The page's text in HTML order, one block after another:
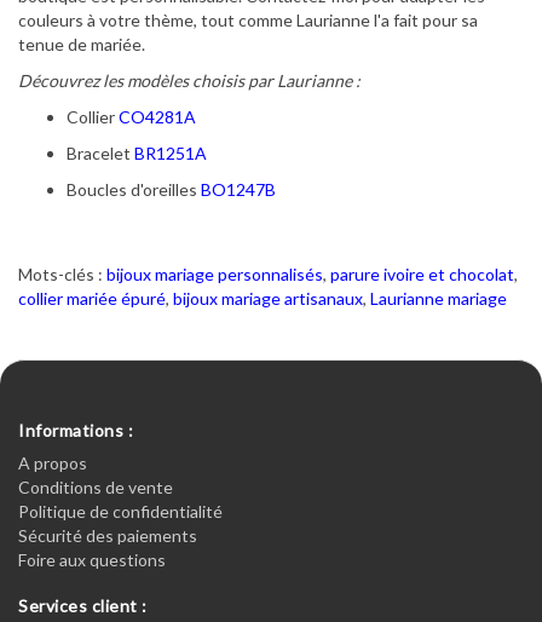
couleurs à votre thème, tout comme Laurianne l'a fait pour sa
tenue de mariée.
Découvrez les modèles choisis par Laurianne :
CollierCO4281A
Bracelet BR1251A
Boucles d'oreilles BO1247B
Mots-clés : bijoux mariage personnalisés, parure ivoire et chocolat,
collier mariée épuré, bijoux mariage artisanaux, Laurianne mariage
Informations :
A propos
Conditions de vente
Politique de confidentialité
Sécurité des paiements
Foire aux questions
Services client :